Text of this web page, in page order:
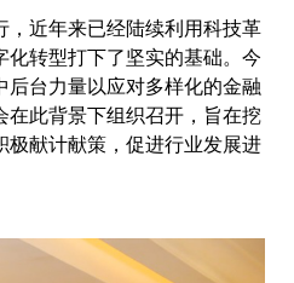
，近年来已经陆续利用科技革
转型打下了坚实的基础。今
台力量以应对多样化的金融
在此背景下组织召开，旨在挖
极献计献策，促进行业发展进